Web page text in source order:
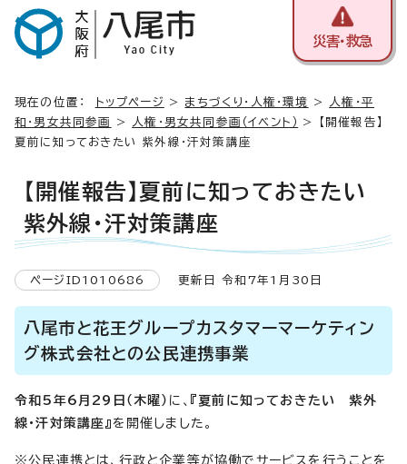
災害・救急
現在の位置： トップページ > まちづくり・人権・環境 >
人権・平
和・男女共同参画
> 人権・男女共同参画（イベント）
> 【開催報告】
夏前に知っておきたい 紫外線・汗対策講座
【開催報告】夏前に知っておきたい
紫外線・汗対策講座
ページID1010686 更新日 令和7年1月30日
八尾市と花王グループカスタマーマーケティン
グ株式会社との公民連携事業
令和5年6月29日（木曜） に、 『夏前に知っておきたい 紫外
線・汗対策講座』 を開催しました。
※公民連携とは、行政と企業等が協働でサービスを行うことを